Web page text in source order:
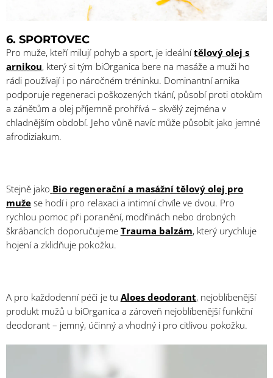
6. SPORTOVEC
Pro muže, kteří milují pohyb a sport, je ideálnítělový olej s
arnikou, který si tým biOrganica bere na masáže a muži ho
rádi používají i po náročném tréninku. Dominantní arnika
podporuje regeneraci poškozených tkání, působí proti otokům
a zánětům a olej příjemně prohřívá – skvělý zejména v
chladnějším období. Jeho vůně navíc může působit jako jemné
afrodiziakum.
Stejně jako Bio regenerační a masážní tělový olej pro
muže se hodí i pro relaxaci a intimní chvíle ve dvou. Pro
rychlou pomoc při poranění, modřinách nebo drobných
škrábancích doporučujeme Trauma balzám,který urychluje
hojení a zklidňuje pokožku.
A pro každodenní péči je tu Aloes deodorant, nejoblíbenější
produkt mužů u biOrganica a zároveň nejoblíbenější funkční
deodorant – jemný, účinný a vhodný i pro citlivou pokožku.